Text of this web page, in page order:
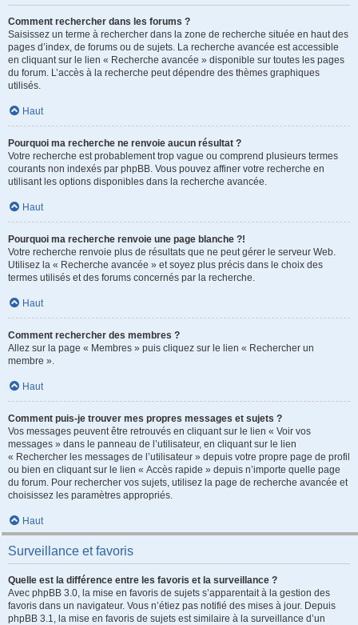
Comment rechercher dans les forums ?
Saisissez un terme à rechercher dans la zone de recherche située en haut des
pages d’index, de forums ou de sujets. La recherche avancée est accessible
en cliquant sur le lien « Recherche avancée » disponible sur toutes les pages
du forum. L’accès à la recherche peut dépendre des thèmes graphiques
utilisés.
Haut
Pourquoi ma recherche ne renvoie aucun résultat ?
Votre recherche est probablement trop vague ou comprend plusieurs termes
courants non indexés par phpBB. Vous pouvez affiner votre recherche en
utilisant les options disponibles dans la recherche avancée.
Haut
Pourquoi ma recherche renvoie une page blanche ?!
Votre recherche renvoie plus de résultats que ne peut gérer le serveur Web.
Utilisez la « Recherche avancée » et soyez plus précis dans le choix des
termes utilisés et des forums concernés par la recherche.
Haut
Comment rechercher des membres ?
Allez sur la page « Membres » puis cliquez sur le lien « Rechercher un
membre ».
Haut
Comment puis-je trouver mes propres messages et sujets ?
Vos messages peuvent être retrouvés en cliquant sur le lien « Voir vos
messages » dans le panneau de l’utilisateur, en cliquant sur le lien
« Rechercher les messages de l’utilisateur » depuis votre propre page de profil
ou bien en cliquant sur le lien « Accès rapide » depuis n’importe quelle page
du forum. Pour rechercher vos sujets, utilisez la page de recherche avancée et
choisissez les paramètres appropriés.
Haut
Surveillance et favoris
Quelle est la différence entre les favoris et la surveillance ?
Avec phpBB 3.0, la mise en favoris de sujets s’apparentait à la gestion des
favoris dans un navigateur. Vous n’étiez pas notifié des mises à jour. Depuis
phpBB 3.1, la mise en favoris de sujets est similaire à la surveillance d’un